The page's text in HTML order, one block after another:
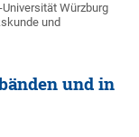
Würzburg
und
und in